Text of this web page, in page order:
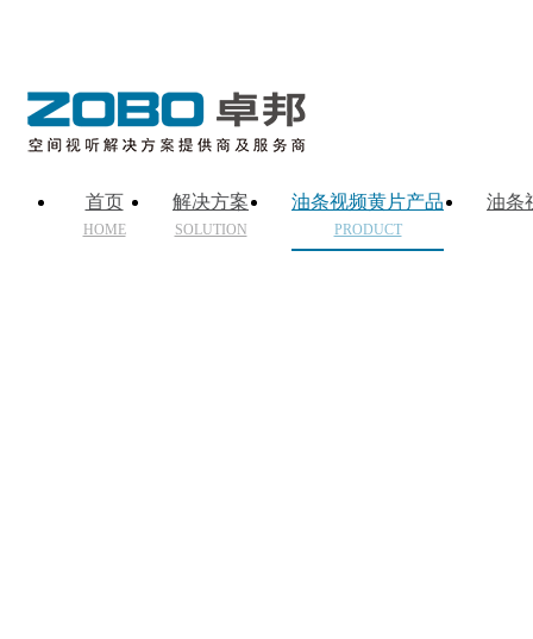
首页
HOME
解决方案
SOLUTION
油条视频黄片产品
PRODUCT
油条